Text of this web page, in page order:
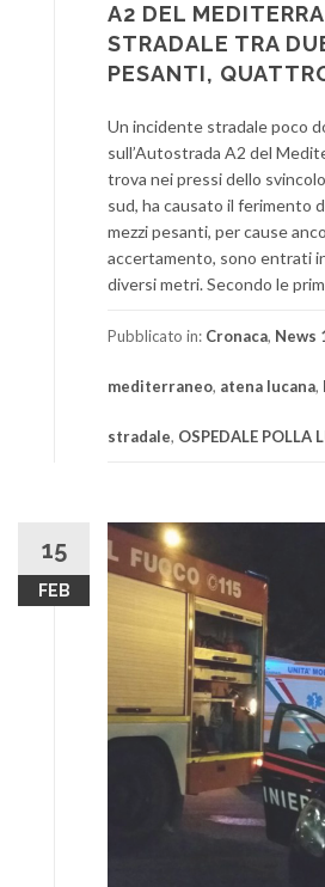
A2 DEL
STRADALE TRA
PESANTI,
Un incidente stradale poco
sull’Autostrada A2 del
trova nei pressi dello
sud, ha causato il ferimento
mezzi pesanti, per cause
accertamento, sono entrati
diversi metri. Secondo le
Pubblicato in: Cronaca, News
mediterraneo, atena lucana,
stradale, OSPEDALE POLLA
15
FEB